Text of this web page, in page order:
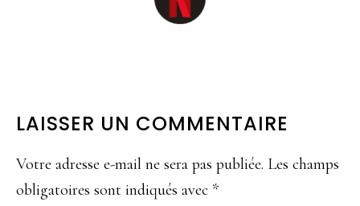
INTERACTIONS
DU
LECTEUR
LAISSER UN COMMENTAIRE
Votre adresse e-mail ne sera pas publiée. Les champs
obligatoires sont indiqués avec *